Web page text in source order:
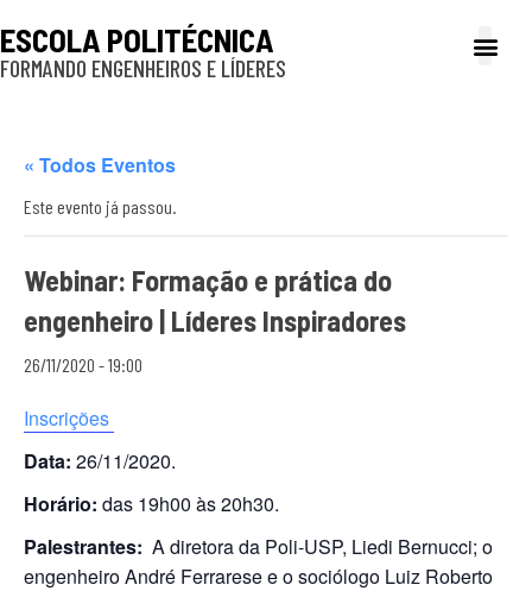
ESCOLA POLITÉCNICA
FORMANDO ENGENHEIROS E LÍDERES
« Todos Eventos
Este evento já passou.
Webinar: Formação e prática do
engenheiro | Líderes Inspiradores
26/11/2020 - 19:00
Inscrições
Data: 26/11/2020.
Horário: das 19h00 às 20h30.
Palestrantes: A diretora da Poli-USP, Liedi Bernucci; o
engenheiro André Ferrarese e o sociólogo Luiz Roberto